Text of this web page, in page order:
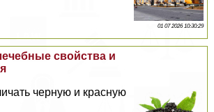
01 07 2026 10:30:29
свойства и
черную и красную